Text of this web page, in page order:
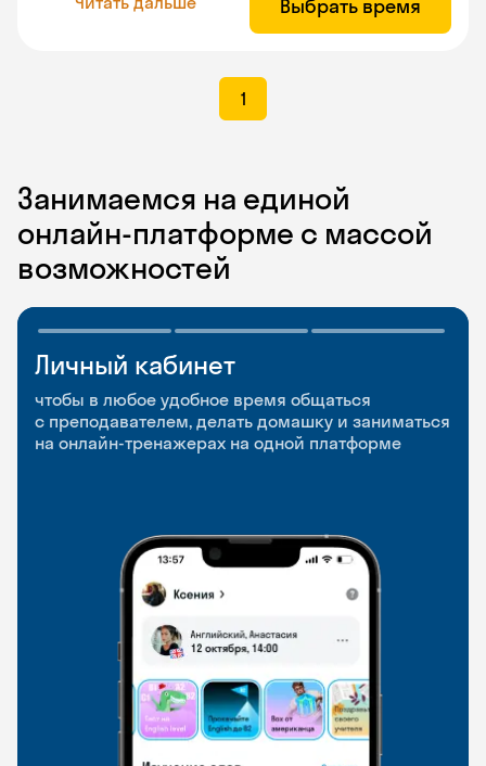
Выбрать время
1
Занимаемся на единой
онлайн-платформе с массой
возможностей
Личный кабинет
чтобы в любое удобное время общаться
с преподавателем, делать домашку и заниматься
на онлайн-тренажерах на одной платформе
Мобильное
приложение
чтобы заниматься и изучать новые слова где
и когда удобно
Разговорные клубы
и Talks
Групповые занятия для разговорной практики
и индивидуальные встречи с преподавателями